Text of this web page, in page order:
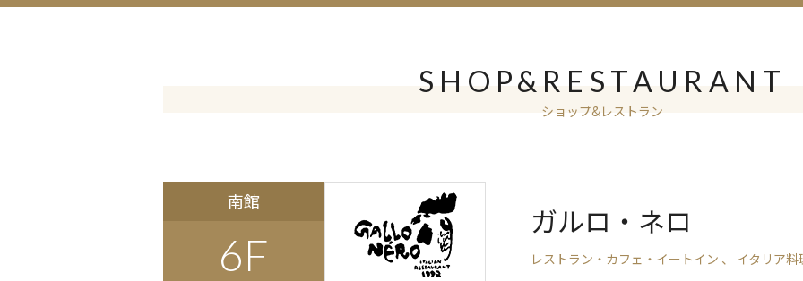
SHOP&RESTAURANT
ショップ&レストラン
南館
6F
ガルロ・ネロ
レストラン・カフェ・イートイン 、 イタリア料